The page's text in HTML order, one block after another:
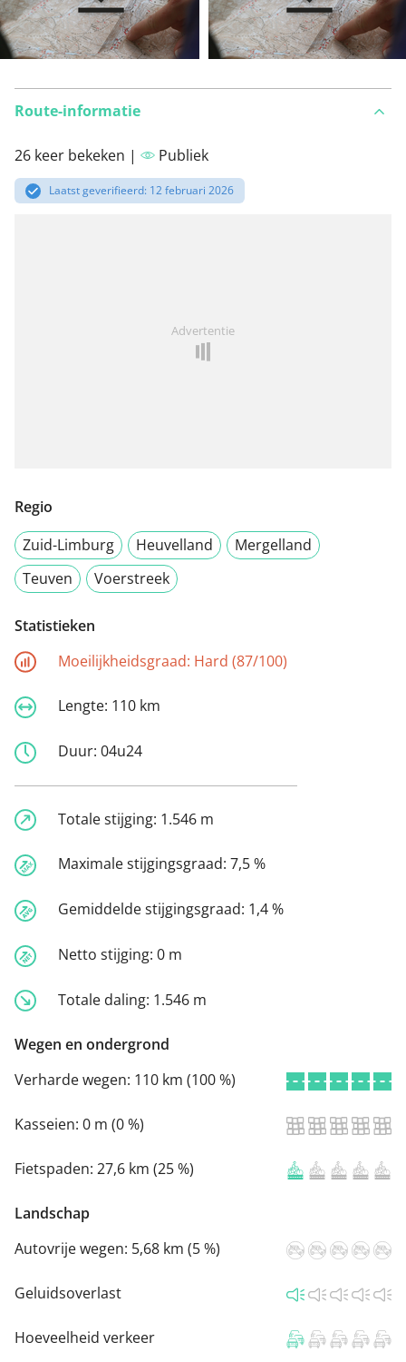
Route-informatie
26 keer bekeken | Publiek
Laatst geverifieerd: 12 februari 2026
Advertentie
Regio
Zuid-Limburg
Heuvelland
Mergelland
Teuven
Voerstreek
Statistieken
Moeilijkheidsgraad: Hard (87/100)
Lengte: 110 km
Duur: 04u24
Totale stijging: 1.546 m
Maximale stijgingsgraad: 7,5 %
Gemiddelde stijgingsgraad: 1,4 %
Netto stijging: 0 m
Totale daling: 1.546 m
Wegen en ondergrond
Verharde wegen: 110 km (100 %)
Kasseien: 0 m (0 %)
Fietspaden: 27,6 km (25 %)
Landschap
Autovrije wegen: 5,68 km (5 %)
Geluidsoverlast
Hoeveelheid verkeer